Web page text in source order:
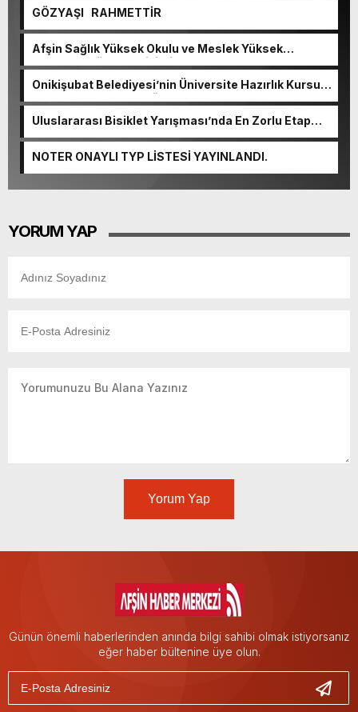
GÖZYAŞI RAHMETTİR
Afşin Sağlık Yüksek Okulu ve Meslek Yüksek
Okulunda görev değişimi!
Onikişubat Belediyesi’nin Üniversite Hazırlık Kursu
başvurularında son gün 7 Ağustos.
Uluslararası Bisiklet Yarışması’nda En Zorlu Etap
NOTER ONAYLI TYP LİSTESİ YAYINLANDI.
YORUM YAP
Yorum Yap
Günün önemli haberlerinden anında bilgi sahibi olmak istiyorsanız
eğer haber bültenine üye olun.